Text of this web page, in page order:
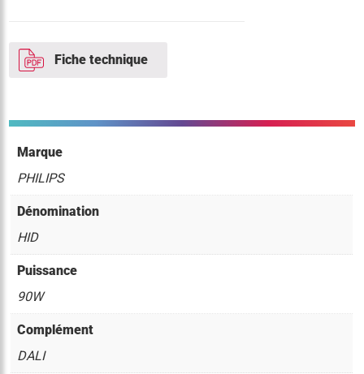
Fiche technique
Marque
PHILIPS
Dénomination
HID
Puissance
90W
Complément
DALI